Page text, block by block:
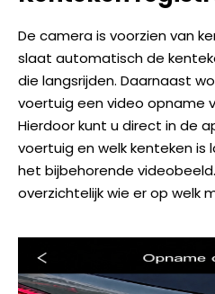
De camera is voorzien van
slaat automatisch de
die langsrijden. Daarnaast
voertuig een video opname
Hierdoor kunt u direct in de
voertuig en welk kenteken is
het bijbehorende
overzichtelijk wie er op welk